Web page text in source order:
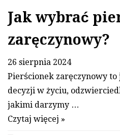
Jak wybrać
zaręczynowy?
26 sierpnia 2024
Pierścionek zaręczynowy
decyzji w życiu,
jakimi darzymy …
Czytaj więcej »